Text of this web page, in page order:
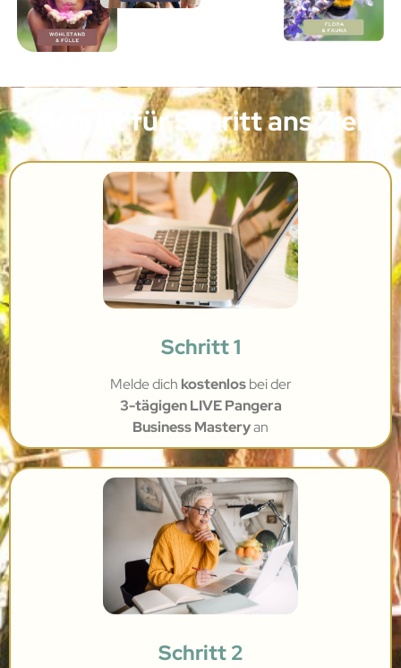
Schritt für Schritt ans Ziel
Schritt 1
Melde dich kostenlosbeider
3-tägigen LIVE Pangera
Business Masteryan
Schritt 2